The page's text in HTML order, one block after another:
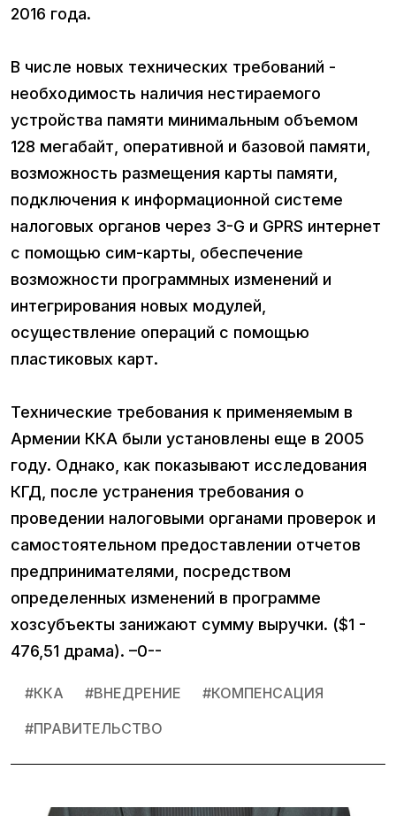
2016 года.
В числе новых технических требований -
необходимость наличия нестираемого
устройства памяти минимальным объемом
128 мегабайт, оперативной и базовой памяти,
возможность размещения карты памяти,
подключения к информационной системе
налоговых органов через 3-G и GPRS интернет
с помощью сим-карты, обеспечение
возможности программных изменений и
интегрирования новых модулей,
осуществление операций с помощью
пластиковых карт.
Технические требования к применяемым в
Армении ККА были установлены еще в 2005
году. Однако, как показывают исследования
КГД, после устранения требования о
проведении налоговыми органами проверок и
самостоятельном предоставлении отчетов
предпринимателями, посредством
определенных изменений в программе
хозсубъекты занижают сумму выручки. ($1 -
476,51 драма). –0--
#ККА #ВНЕДРЕНИЕ #КОМПЕНСАЦИЯ
#ПРАВИТЕЛЬСТВО